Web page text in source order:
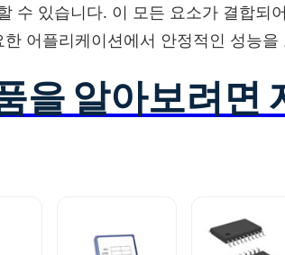
수 있습니다. 이 모든 요소가 결합되
어플리케이션에서 안정적인 성능을
을 알아보려면